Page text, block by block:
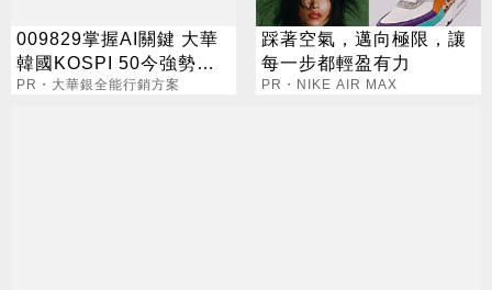
009829掌握AI關鍵 大華
韓國KOSPI 50今強勢開
募
PR・大華銀全能行銷方案
踩著空氣，邁向極限，讓
每一步都輕盈有力
PR・NIKE AIR MAX